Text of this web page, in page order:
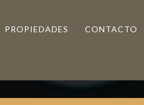
PROPIEDADES CONTACTO